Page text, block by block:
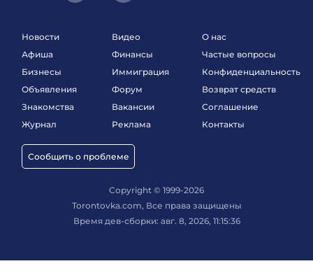
Новости
Афиша
Бизнесы
Объявления
Знакомства
Журнал
Сообщить о проблеме
Видео
Финансы
Иммиграция
Форум
Вакансии
Реклама
О нас
Частые вопросы
Конфиденциальность
Возврат средств
Соглашение
Контакты
Copyright © 1999-2026
Torontovka.com, Все права защищены
Время дев-сборки: авг. 8, 2026, 11:15:36